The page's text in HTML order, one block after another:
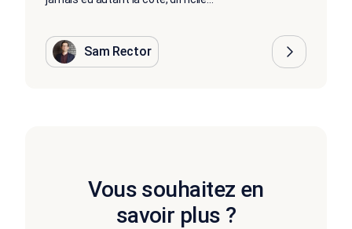
Sam Rector
Vous souhaitez en
savoir plus ?